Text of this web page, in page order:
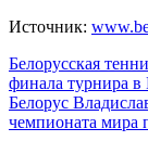
Источник:
Навигация
по
записям
Белорусская
финала турнира
Белорус
чемпионата мира